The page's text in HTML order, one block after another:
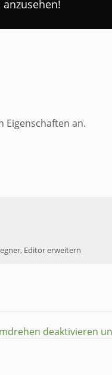
Eigenschaften an.
Editor erweitern
deaktivieren